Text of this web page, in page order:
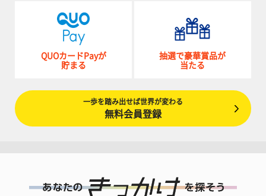
QUOカードPayが
貯まる
抽選で豪華賞品が
当たる
一歩を踏み出せば世界が変わる
無料会員登録